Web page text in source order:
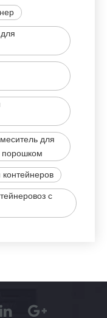
для
порошком
с